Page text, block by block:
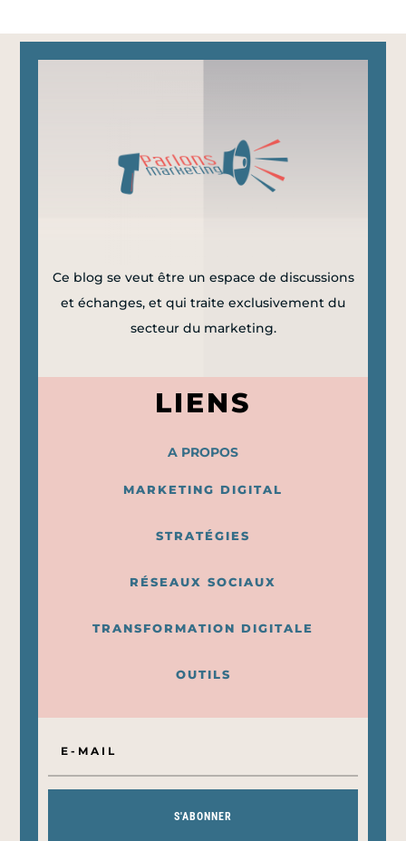
Ce blog se veut être un espace de discussions
et échanges, et qui traite exclusivement du
secteur du marketing.
LIENS
A PROPOS
MARKETING DIGITAL
STRATÉGIES
RÉSEAUX SOCIAUX
TRANSFORMATION DIGITALE
OUTILS
S'ABONNER